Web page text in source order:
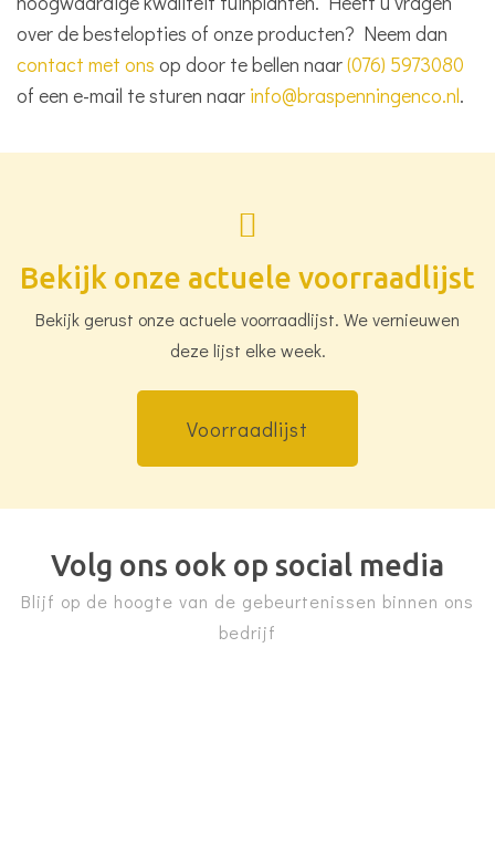
over de bestelopties of onze producten? Neem dan
contact met ons op door te bellen naar(076) 5973080
of een e-mail te sturen naar info@braspenningenco.nl.
Bekijk onze actuele voorraadlijst
Bekijk gerust onze actuele voorraadlijst. We vernieuwen
deze lijst elke week.
Voorraadlijst
Volg ons ook op social media
Blijf op de hoogte van de gebeurtenissen binnen ons
bedrijf